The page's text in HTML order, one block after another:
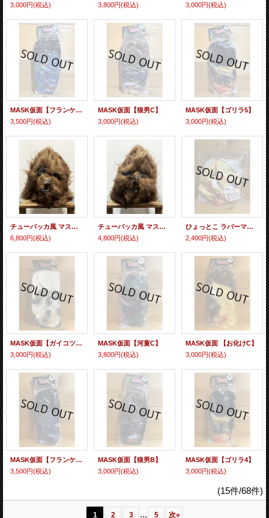
3,000円(税込)
3,800円(税込)
3,000円(税込)
MASK仮面【フランケンシュタインC】
3,500円(税込)
MASK仮面【狼男C】
3,000円(税込)
MASK仮面【ゴリラ5】
3,000円(税込)
チューバッカ風 マスク【B】
6,800円(税込)
チューバッカ風 マスク【A】
4,800円(税込)
ひょっとこ ラバーマスク
2,400円(税込)
MASK仮面【ガイコツC】
3,000円(税込)
MASK仮面【河童C】
3,800円(税込)
MASK仮面 【お化けC】
3,000円(税込)
MASK仮面【フランケンシュタインB】
3,500円(税込)
MASK仮面【狼男B】
3,000円(税込)
MASK仮面【ゴリラ4】
3,000円(税込)
(15件/68件)
1 2 3 ... 5 次»